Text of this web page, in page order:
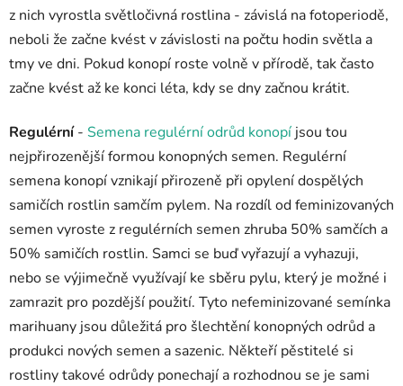
z nich vyrostla světločivná rostlina - závislá na fotoperiodě,
neboli že začne kvést v závislosti na počtu hodin světla a
tmy ve dni. Pokud konopí roste volně v přírodě, tak často
začne kvést až ke konci léta, kdy se dny začnou krátit.
Regulérní- Semena regulérní odrůd konopí jsou tou
nejpřirozenější formou konopných semen. Regulérní
semena konopí vznikají přirozeně při opylení dospělých
samičích rostlin samčím pylem. Na rozdíl od feminizovaných
semen vyroste z regulérních semen zhruba 50% samčích a
50% samičích rostlin. Samci se buď vyřazují a vyhazuji,
nebo se výjimečně využívají ke sběru pylu, který je možné i
zamrazit pro pozdější použití. Tyto nefeminizované semínka
marihuany jsou důležitá pro šlechtění konopných odrůd a
produkci nových semen a sazenic. Někteří pěstitelé si
rostliny takové odrůdy ponechají a rozhodnou se je sami